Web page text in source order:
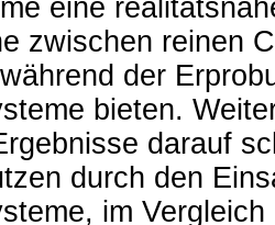
eine
zwischen reinen
der
bieten.
darauf
durch den
im